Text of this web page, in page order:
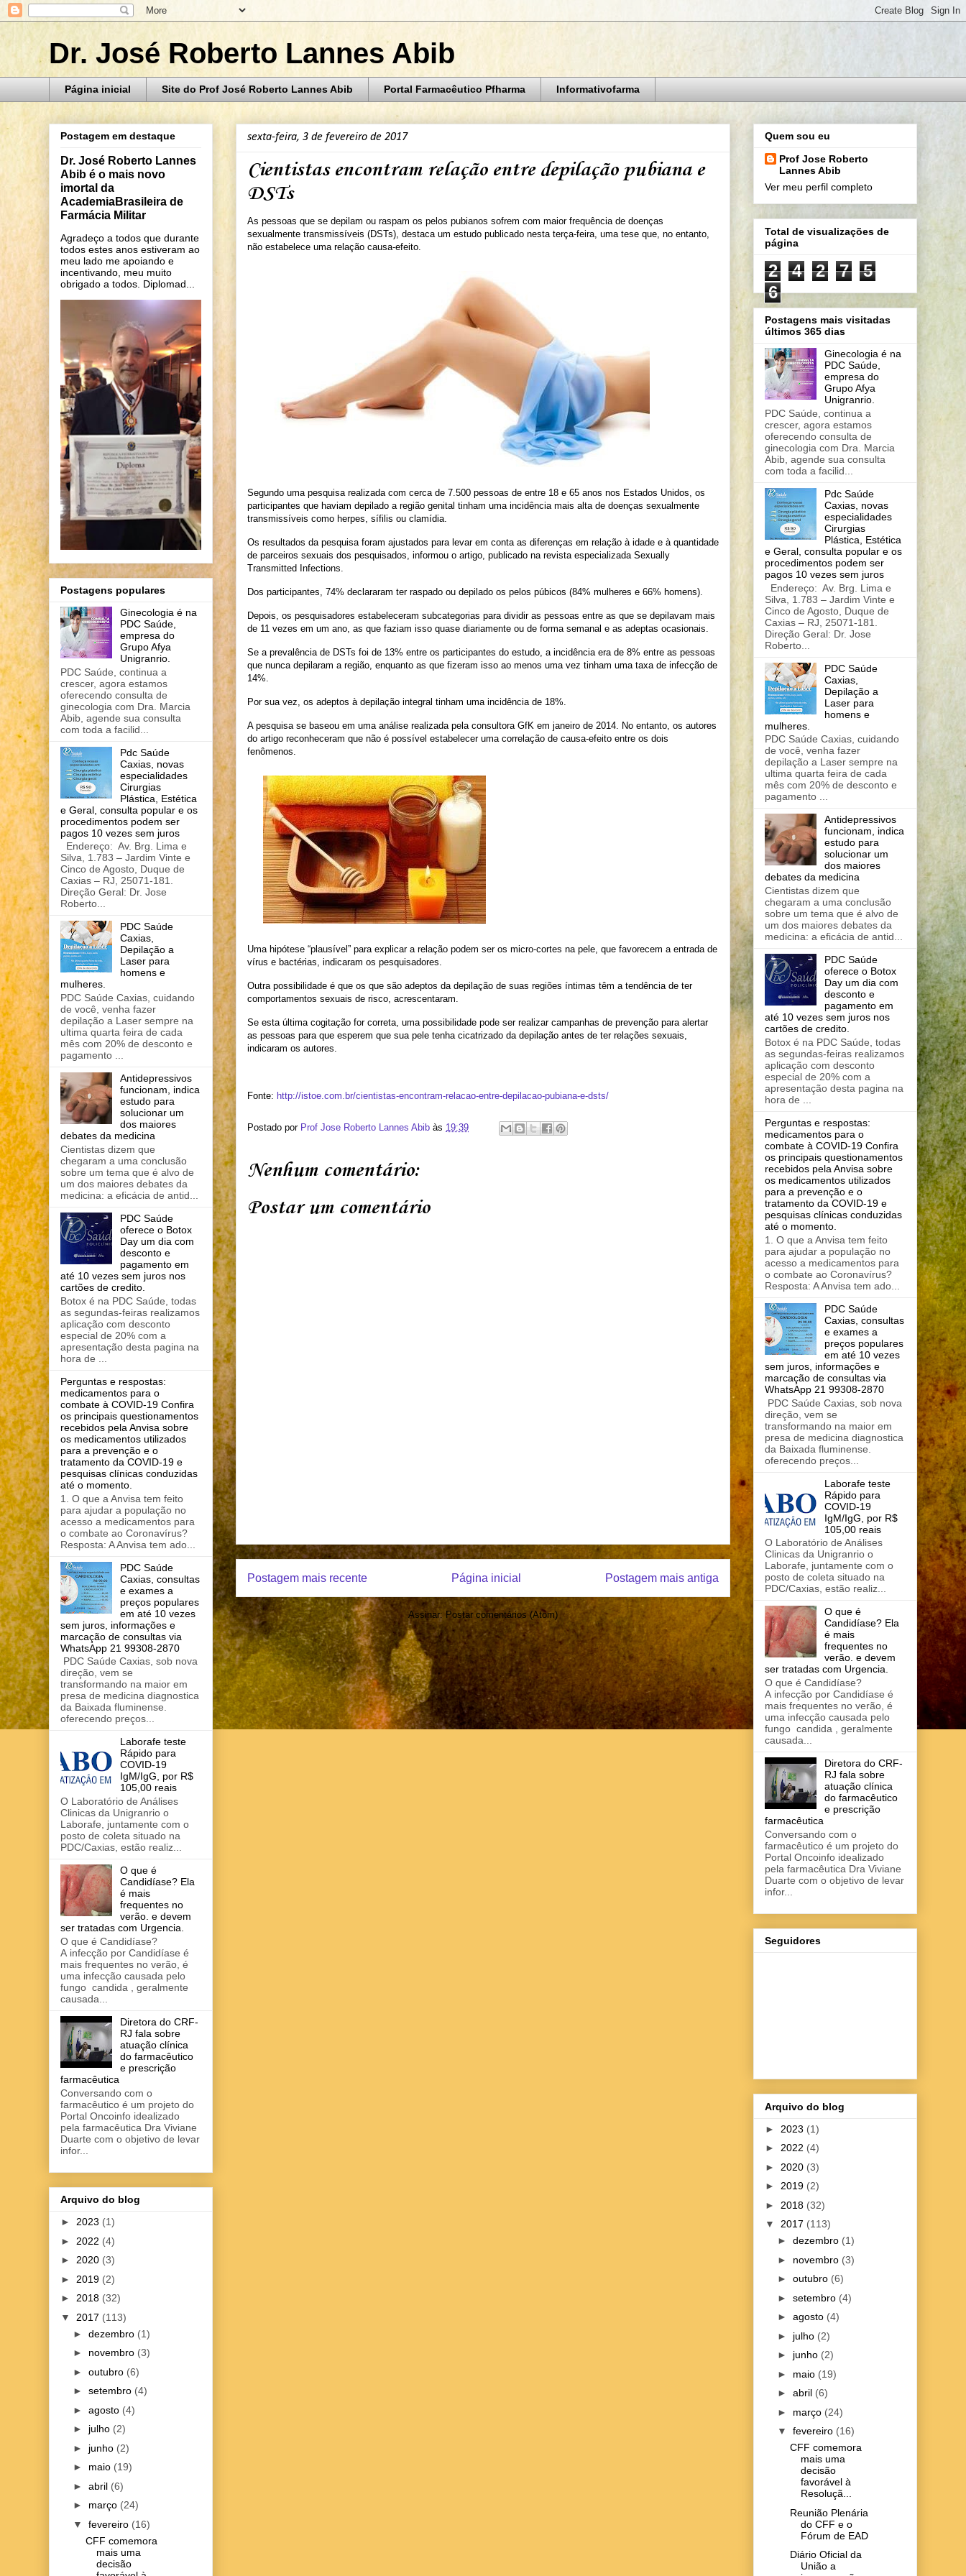
Dr. José Roberto Lannes Abib
Página inicial Site do Prof José Roberto Lannes Abib Portal Farmacêutico Pfharma Informativofarma
sexta-feira, 3 de fevereiro de 2017
Cientistas encontram relação entre depilação pubiana e
DSTs
As pessoas que se depilam ou raspam os pelos pubianos sofrem com maior frequência de doenças
sexualmente transmissíveis (DSTs), destaca um estudo publicado nesta terça-feira, uma tese que, no entanto,
não estabelece uma relação causa-efeito.
Segundo uma pesquisa realizada com cerca de 7.500 pessoas de entre 18 e 65 anos nos Estados Unidos, os
participantes que haviam depilado a região genital tinham uma incidência mais alta de doenças sexualmente
transmissíveis como herpes, sífilis ou clamídia.
Os resultados da pesquisa foram ajustados para levar em conta as diferenças em relação à idade e à quantidade
de parceiros sexuais dos pesquisados, informou o artigo, publicado na revista especializada Sexually
Transmitted Infections.
Dos participantes, 74% declararam ter raspado ou depilado os pelos púbicos (84% mulheres e 66% homens).
Depois, os pesquisadores estabeleceram subcategorias para dividir as pessoas entre as que se depilavam mais
de 11 vezes em um ano, as que faziam isso quase diariamente ou de forma semanal e as adeptas ocasionais.
Se a prevalência de DSTs foi de 13% entre os participantes do estudo, a incidência era de 8% entre as pessoas
que nunca depilaram a região, enquanto as que fizeram isso ao menos uma vez tinham uma taxa de infecção de
14%.
Por sua vez, os adeptos à depilação integral tinham uma incidência de 18%.
A pesquisa se baseou em uma análise realizada pela consultora GfK em janeiro de 2014. No entanto, os autores
do artigo reconheceram que não é possível estabelecer uma correlação de causa-efeito entre os dois
fenômenos.
Uma hipótese “plausível” para explicar a relação podem ser os micro-cortes na pele, que favorecem a entrada de
vírus e bactérias, indicaram os pesquisadores.
Outra possibilidade é que os que são adeptos da depilação de suas regiões íntimas têm a tendência de ter
comportamentos sexuais de risco, acrescentaram.
Se esta última cogitação for correta, uma possibilidade pode ser realizar campanhas de prevenção para alertar
as pessoas para que esperem que sua pele tenha cicatrizado da depilação antes de ter relações sexuais,
indicaram os autores.
Fonte: http://istoe.com.br/cientistas-encontram-relacao-entre-depilacao-pubiana-e-dsts/
Postado por Prof Jose Roberto Lannes Abib às 19:39
Nenhum comentário:
Postar um comentário
Postagem mais recente Postagem mais antiga
Página inicial
Assinar: Postar comentários (Atom)
Postagem em destaque
Dr. José Roberto Lannes
Abib é o mais novo
imortal da
AcademiaBrasileira de
Farmácia Militar
Agradeço a todos que durante
todos estes anos estiveram ao
meu lado me apoiando e
incentivando, meu muito
obrigado a todos. Diplomad...
Postagens populares
Ginecologia é na
PDC Saúde,
empresa do
Grupo Afya
Unigranrio.
PDC Saúde, continua a
crescer, agora estamos
oferecendo consulta de
ginecologia com Dra. Marcia
Abib, agende sua consulta
com toda a facilid...
Pdc Saúde
Caxias, novas
especialidades
Cirurgias
Plástica, Estética
e Geral, consulta popular e os
procedimentos podem ser
pagos 10 vezes sem juros
Endereço: Av. Brg. Lima e
Silva, 1.783 – Jardim Vinte e
Cinco de Agosto, Duque de
Caxias – RJ, 25071-181.
Direção Geral: Dr. Jose
Roberto...
PDC Saúde
Caxias,
Depilação a
Laser para
homens e
mulheres.
PDC Saúde Caxias, cuidando
de você, venha fazer
depilação a Laser sempre na
ultima quarta feira de cada
mês com 20% de desconto e
pagamento ...
Antidepressivos
funcionam, indica
estudo para
solucionar um
dos maiores
debates da medicina
Cientistas dizem que
chegaram a uma conclusão
sobre um tema que é alvo de
um dos maiores debates da
medicina: a eficácia de antid...
PDC Saúde
oferece o Botox
Day um dia com
desconto e
pagamento em
até 10 vezes sem juros nos
cartões de credito.
Botox é na PDC Saúde, todas
as segundas-feiras realizamos
aplicação com desconto
especial de 20% com a
apresentação desta pagina na
hora de ...
Perguntas e respostas:
medicamentos para o
combate à COVID-19 Confira
os principais questionamentos
recebidos pela Anvisa sobre
os medicamentos utilizados
para a prevenção e o
tratamento da COVID-19 e
pesquisas clínicas conduzidas
até o momento.
1. O que a Anvisa tem feito
para ajudar a população no
acesso a medicamentos para
o combate ao Coronavírus?
Resposta: A Anvisa tem ado...
PDC Saúde
Caxias, consultas
e exames a
preços populares
em até 10 vezes
sem juros, informações e
marcação de consultas via
WhatsApp 21 99308-2870
PDC Saúde Caxias, sob nova
direção, vem se
transformando na maior em
presa de medicina diagnostica
da Baixada fluminense.
oferecendo preços...
Laborafe teste
Rápido para
COVID-19
IgM/IgG, por R$
105,00 reais
O Laboratório de Análises
Clinicas da Unigranrio o
Laborafe, juntamente com o
posto de coleta situado na
PDC/Caxias, estão realiz...
O que é
Candidíase? Ela
é mais
frequentes no
verão. e devem
ser tratadas com Urgencia.
O que é Candidíase?
A infecção por Candidíase é
mais frequentes no verão, é
uma infecção causada pelo
fungo candida , geralmente
causada...
Diretora do CRF-
RJ fala sobre
atuação clínica
do farmacêutico
e prescrição
farmacêutica
Conversando com o
farmacêutico é um projeto do
Portal Oncoinfo idealizado
pela farmacêutica Dra Viviane
Duarte com o objetivo de levar
infor...
Arquivo do blog
► 2023 (1)
► 2022 (4)
► 2020 (3)
► 2019 (2)
► 2018 (32)
▼ 2017 (113)
► dezembro (1)
► novembro (3)
► outubro (6)
► setembro (4)
► agosto (4)
► julho (2)
► junho (2)
► maio (19)
► abril (6)
► março (24)
▼ fevereiro (16)
CFF comemora
mais uma
decisão
Quem sou eu
Prof Jose Roberto
Lannes Abib
Ver meu perfil completo
Total de visualizações de
página
2 4 2 7
5
6
Postagens mais visitadas
últimos 365 dias
Ginecologia é na
PDC Saúde,
empresa do
Grupo Afya
Unigranrio.
PDC Saúde, continua a
crescer, agora estamos
oferecendo consulta de
ginecologia com Dra. Marcia
Abib, agende sua consulta
com toda a facilid...
Pdc Saúde
Caxias, novas
especialidades
Cirurgias
Plástica, Estética
e Geral, consulta popular e os
procedimentos podem ser
pagos 10 vezes sem juros
Endereço: Av. Brg. Lima e
Silva, 1.783 – Jardim Vinte e
Cinco de Agosto, Duque de
Caxias – RJ, 25071-181.
Direção Geral: Dr. Jose
Roberto...
PDC Saúde
Caxias,
Depilação a
Laser para
homens e
mulheres.
PDC Saúde Caxias, cuidando
de você, venha fazer
depilação a Laser sempre na
ultima quarta feira de cada
mês com 20% de desconto e
pagamento ...
Antidepressivos
funcionam, indica
estudo para
solucionar um
dos maiores
debates da medicina
Cientistas dizem que
chegaram a uma conclusão
sobre um tema que é alvo de
um dos maiores debates da
medicina: a eficácia de antid...
PDC Saúde
oferece o Botox
Day um dia com
desconto e
pagamento em
até 10 vezes sem juros nos
cartões de credito.
Botox é na PDC Saúde, todas
as segundas-feiras realizamos
aplicação com desconto
especial de 20% com a
apresentação desta pagina na
hora de ...
Perguntas e respostas:
medicamentos para o
combate à COVID-19 Confira
os principais questionamentos
recebidos pela Anvisa sobre
os medicamentos utilizados
para a prevenção e o
tratamento da COVID-19 e
pesquisas clínicas conduzidas
até o momento.
1. O que a Anvisa tem feito
para ajudar a população no
acesso a medicamentos para
o combate ao Coronavírus?
Resposta: A Anvisa tem ado...
PDC Saúde
Caxias, consultas
e exames a
preços populares
em até 10 vezes
sem juros, informações e
marcação de consultas via
WhatsApp 21 99308-2870
PDC Saúde Caxias, sob nova
direção, vem se
transformando na maior em
presa de medicina diagnostica
da Baixada fluminense.
oferecendo preços...
Laborafe teste
Rápido para
COVID-19
IgM/IgG, por R$
105,00 reais
O Laboratório de Análises
Clinicas da Unigranrio o
Laborafe, juntamente com o
posto de coleta situado na
PDC/Caxias, estão realiz...
O que é
Candidíase? Ela
é mais
frequentes no
verão. e devem
ser tratadas com Urgencia.
O que é Candidíase?
A infecção por Candidíase é
mais frequentes no verão, é
uma infecção causada pelo
fungo candida , geralmente
causada...
Diretora do CRF-
RJ fala sobre
atuação clínica
do farmacêutico
e prescrição
farmacêutica
Conversando com o
farmacêutico é um projeto do
Portal Oncoinfo idealizado
pela farmacêutica Dra Viviane
Duarte com o objetivo de levar
infor...
Seguidores
Arquivo do blog
► 2023 (1)
► 2022 (4)
► 2020 (3)
► 2019 (2)
► 2018 (32)
▼ 2017 (113)
► dezembro (1)
► novembro (3)
► outubro (6)
► setembro (4)
► agosto (4)
► julho (2)
► junho (2)
► maio (19)
► abril (6)
► março (24)
▼ fevereiro (16)
CFF comemora
mais uma
decisão
favorável à
Resoluçã...
Reunião Plenária
do CFF e o
Fórum de EAD
Diário Oficial da
União a